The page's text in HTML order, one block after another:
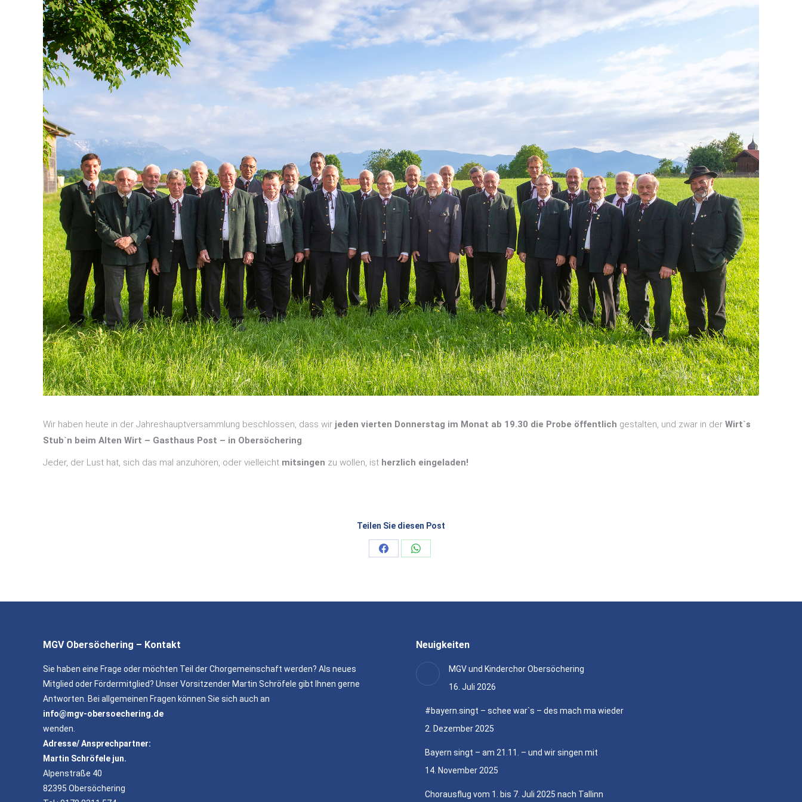
Wir haben heute in der Jahreshauptversammlung beschlossen, dass wir jeden vierten Donnerstag im Monat ab 19.30 die Probe öffentlich gestalten, und zwar in der Wirt`s
Stub`n beim Alten Wirt – Gasthaus Post – in Obersöchering.
Jeder, der Lust hat, sich das mal anzuhören, oder vielleicht mitsingen zu wollen, ist herzlich eingeladen!
Teilen Sie diesen Post
Share
Share
MGV Obersöchering – Kontakt
Sie haben eine Frage oder möchten Teil der Chorgemeinschaft werden? Als neues
Mitglied oder Fördermitglied? Unser Vorsitzender Martin Schröfele gibt Ihnen gerne
Antworten. Bei allgemeinen Fragen können Sie sich auch an
info@mgv-obersoechering.de
wenden.
Adresse/ Ansprechpartner:
Martin Schröfele jun.
Alpenstraße 40
82395 Obersöchering
Neuigkeiten
MGV und Kinderchor Obersöchering
16. Juli 2026
#bayern.singt – schee war`s – des mach ma wieder
2. Dezember 2025
Bayern singt – am 21.11. – und wir singen mit
14. November 2025
Chorausflug vom 1. bis 7. Juli 2025 nach Tallinn